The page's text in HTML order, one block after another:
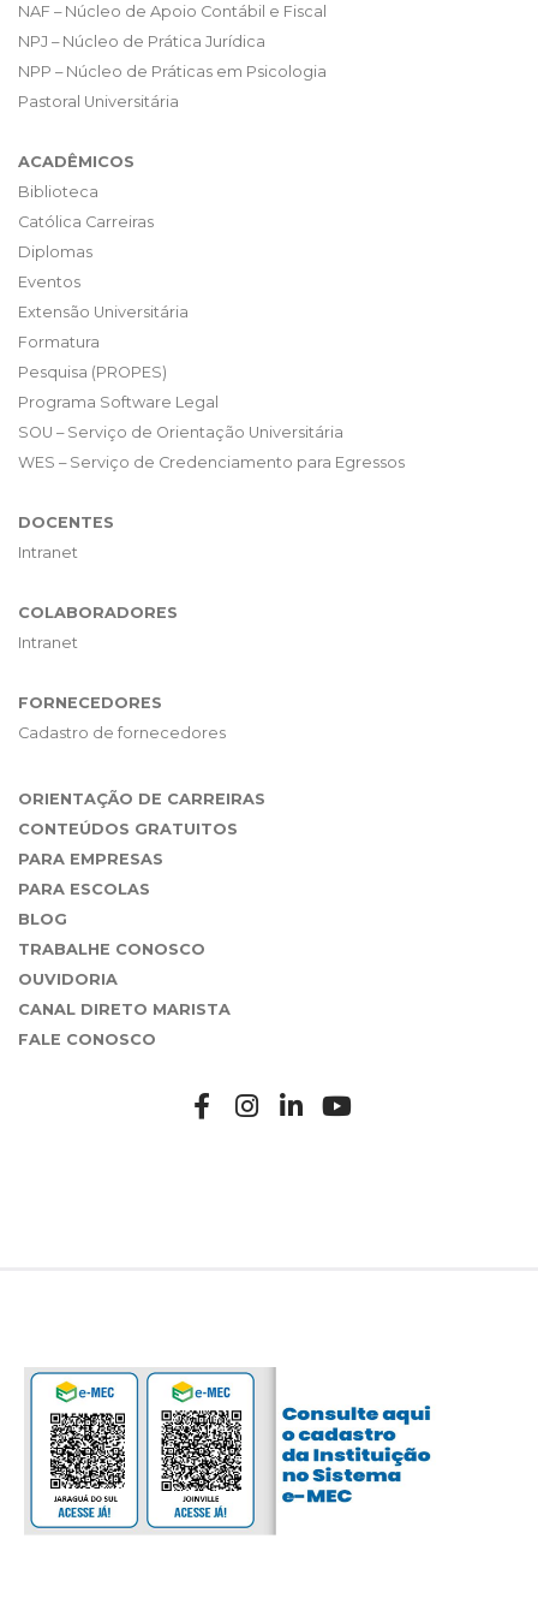
NAF – Núcleo de Apoio Contábil e Fiscal
NPJ – Núcleo de Prática Jurídica
NPP – Núcleo de Práticas em Psicologia
Pastoral Universitária
ACADÊMICOS
Biblioteca
Católica Carreiras
Diplomas
Eventos
Extensão Universitária
Formatura
Pesquisa (PROPES)
Programa Software Legal
SOU – Serviço de Orientação Universitária
WES – Serviço de Credenciamento para Egressos
DOCENTES
Intranet
COLABORADORES
Intranet
FORNECEDORES
Cadastro de fornecedores
ORIENTAÇÃO DE CARREIRAS
CONTEÚDOS GRATUITOS
PARA EMPRESAS
PARA ESCOLAS
BLOG
TRABALHE CONOSCO
OUVIDORIA
CANAL DIRETO MARISTA
FALE CONOSCO